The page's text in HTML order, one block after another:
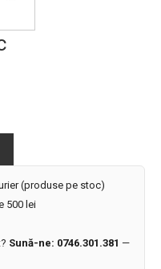
(produse pe stoc)
500 lei
Sună-ne: 0746.301.381 —